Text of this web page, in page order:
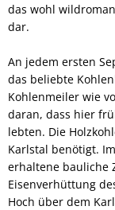
das wohl
dar.
An jedem ersten
das beliebte
Kohlenmeiler wie
daran, dass hier
lebten. Die
Karlstal benötigt.
erhaltene bauliche
Eisenverhüttung
Hoch über dem